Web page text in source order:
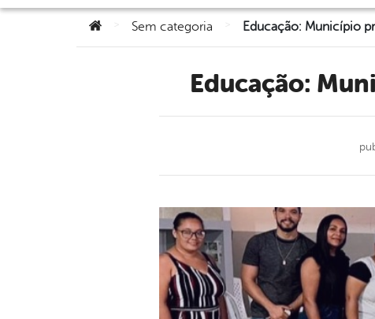
Você está aqui:Sem categoria
Educação: